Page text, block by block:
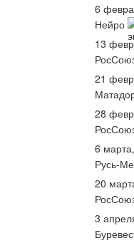
6
Нейро
13
21
28
6
Русь-
20
3